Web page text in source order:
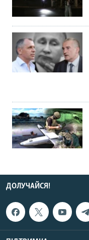
ДОЛУЧАЙСЯ!